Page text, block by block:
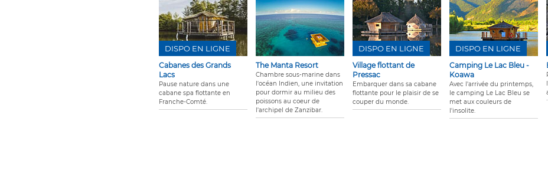
Cabanes des Grands
Lacs
Pause nature dans une
cabane spa flottante en
Franche-Comté.
DISPO EN LIGNE
The Manta Resort
Chambre sous-marine dans
l'océan Indien, une invitation
pour dormir au milieu des
poissons au coeur de
l'archipel de Zanzibar.
Village flottant de
Pressac
Embarquer dans sa cabane
flottante pour le plaisir de se
couper du monde.
DISPO EN LIGNE
Camping Le Lac Bleu -
Koawa
Avec l'arrivée du printemps,
le camping Le Lac Bleu se
met aux couleurs de
l'insolite.
DISPO EN LIGNE